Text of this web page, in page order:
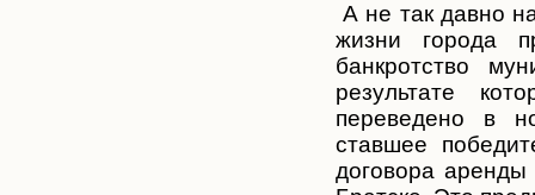
А не так давно
жизни города
банкротство
результате
переведено в
ставшее
договора аренды